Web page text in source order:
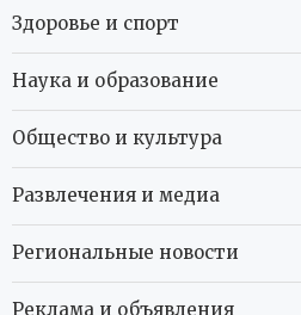
Здоровье и спорт
Наука и образование
Общество и культура
Развлечения и медиа
Региональные новости
Реклама и объявления